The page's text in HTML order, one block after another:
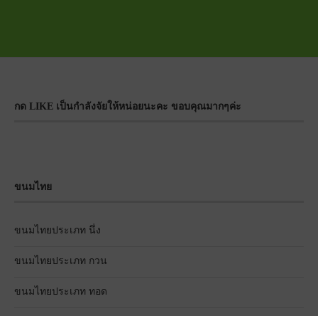
กด LIKE เป็นกำลังจัยให้หน่อยนะคะ ขอบคุณมากๆค่ะ
ขนมไทย
ขนมไทยประเภท นึ่ง
ขนมไทยประเภท กวน
ขนมไทยประเภท ทอด